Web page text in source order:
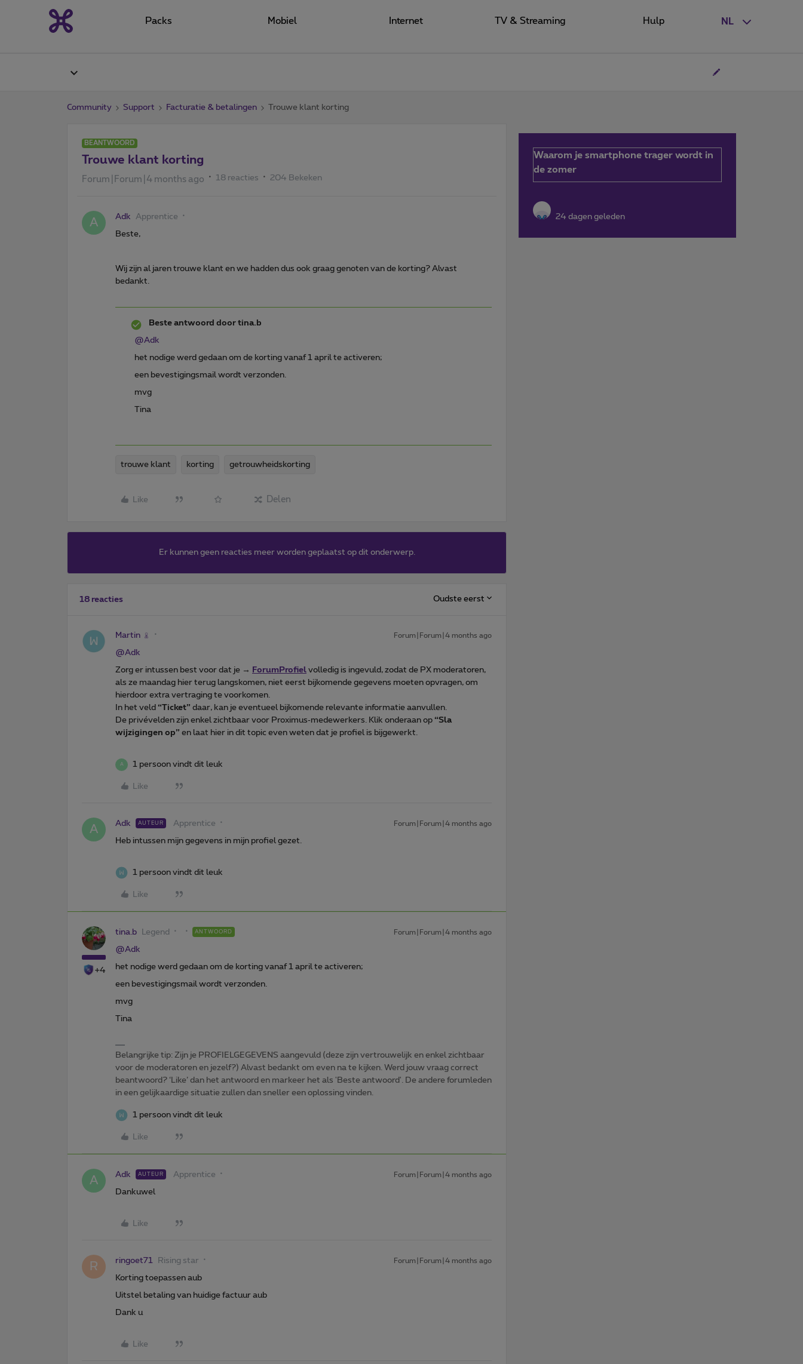
NL
Packs Mobiel Internet TV & Streaming Hulp
Community Support Facturatie & betalingen Trouwe klant korting
BEANTWOORD
Trouwe klant korting
Forum|Forum|4 months ago 18 reacties 204 Bekeken
A Adk Apprentice
Beste,
Wij zijn al jaren trouwe klant en we hadden dus ook graag genoten van de korting? Alvast
bedankt.
Beste antwoord door tina.b
@Adk
het nodige werd gedaan om de korting vanaf 1 april te activeren;
een bevestigingsmail wordt verzonden.
mvg
Tina
trouwe klant korting getrouwheidskorting
Like Delen
Er kunnen geen reacties meer worden geplaatst op dit onderwerp.
18 reacties Oudste eerst
Martin Forum|Forum|4 months ago
@Adk
Zorg er intussen best voor dat je → ForumProfiel volledig is ingevuld, zodat de PX moderatoren,
als ze maandag hier terug langskomen, niet eerst bijkomende gegevens moeten opvragen, om
hierdoor extra vertraging te voorkomen.
In het veld “Ticket” daar, kan je eventueel bijkomende relevante informatie aanvullen.
De privévelden zijn enkel zichtbaar voor Proximus‑medewerkers. Klik onderaan op “Sla
wijzigingen op” en laat hier in dit topic even weten dat je profiel is bijgewerkt.
A 1 persoon vindt dit leuk
Like
A Adk AUTEUR Apprentice Forum|Forum|4 months ago
Heb intussen mijn gegevens in mijn profiel gezet.
1 persoon vindt dit leuk
Like
+4
tina.b Legend ANTWOORD Forum|Forum|4 months ago
@Adk
het nodige werd gedaan om de korting vanaf 1 april te activeren;
een bevestigingsmail wordt verzonden.
mvg
Tina
Belangrijke tip: Zijn je PROFIELGEGEVENS aangevuld (deze zijn vertrouwelijk en enkel zichtbaar
voor de moderatoren en jezelf?) Alvast bedankt om even na te kijken. Werd jouw vraag correct
beantwoord? ‘Like’ dan het antwoord en markeer het als 'Beste antwoord'. De andere forumleden
in een gelijkaardige situatie zullen dan sneller een oplossing vinden.
1 persoon vindt dit leuk
Like
A Adk AUTEUR Apprentice Forum|Forum|4 months ago
Dankuwel
Like
R ringoet71 Rising star Forum|Forum|4 months ago
Korting toepassen aub
Uitstel betaling van huidige factuur aub
Dank u
Like
Waarom je smartphone trager wordt in
de zomer
24 dagen geleden